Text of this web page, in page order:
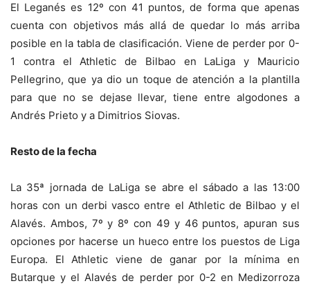
El Leganés es 12º con 41 puntos, de forma que apenas
cuenta con objetivos más allá de quedar lo más arriba
posible en la tabla de clasificación. Viene de perder por 0-
1 contra el Athletic de Bilbao en LaLiga y Mauricio
Pellegrino, que ya dio un toque de atención a la plantilla
para que no se dejase llevar, tiene entre algodones a
Andrés Prieto y a Dimitrios Siovas.
Resto de la fecha
La 35ª jornada de LaLiga se abre el sábado a las 13:00
horas con un derbi vasco entre el Athletic de Bilbao y el
Alavés. Ambos, 7º y 8º con 49 y 46 puntos, apuran sus
opciones por hacerse un hueco entre los puestos de Liga
Europa. El Athletic viene de ganar por la mínima en
Butarque y el Alavés de perder por 0-2 en Medizorroza